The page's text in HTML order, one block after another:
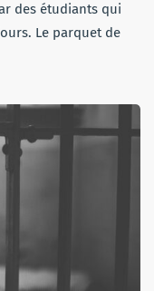
des étudiants qui
Le parquet de